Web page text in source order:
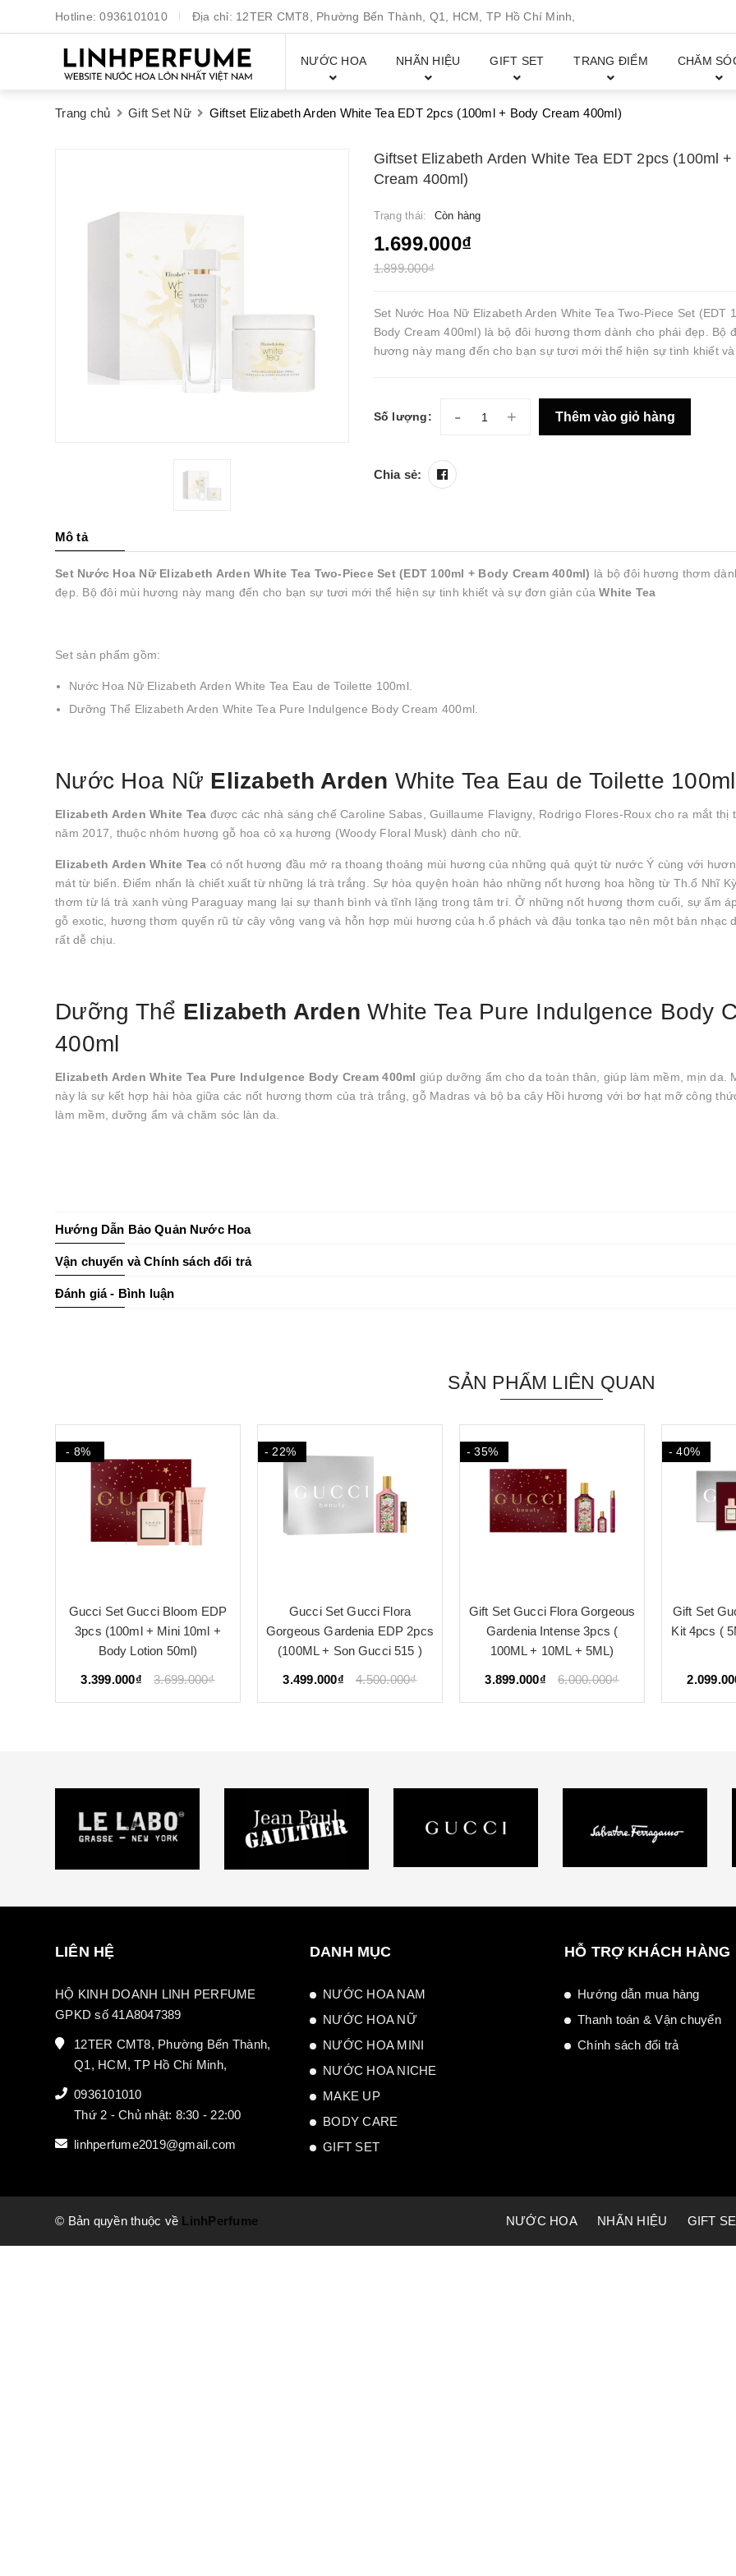
Hotline:0936101010 Địa chỉ: 12TER CMT8, Phường Bến Thành, Q1, HCM, TP Hồ Chí Minh,
NƯỚC HOA NHÃN HIỆU GIFT SET TRANG ĐIỂM CHĂM
Trang chủ Gift Set Nữ Giftset Elizabeth Arden White Tea EDT 2pcs (100ml + Body Cream 400ml)
Giftset Elizabeth Arden White Tea EDT 2pcs (100ml +
Cream 400ml)
Trạng thái: Còn hàng
1.699.000₫
1.899.000₫
Set Nước Hoa Nữ Elizabeth Arden White Tea Two-Piece Set (EDT
Body Cream 400ml) là bộ đôi hương thơm dành cho phái đẹp. Bộ
hương này mang đến cho bạn sự tươi mới thể hiện sự tinh khiết và
Số lượng: - + Thêm vào giỏ hàng
Chia sẻ:
Mô tả
Set Nước Hoa Nữ Elizabeth Arden White Tea Two-Piece Set (EDT 100ml + Body Cream 400ml) là bộ đôi hương thơm
đẹp. Bộ đôi mùi hương này mang đến cho bạn sự tươi mới thể hiện sự tinh khiết và sự đơn giản củaWhite Tea
Set sản phẩm gồm:
Nước Hoa Nữ Elizabeth Arden White Tea Eau de Toilette 100ml.
Dưỡng Thể Elizabeth Arden White Tea Pure Indulgence Body Cream 400ml.
Nước Hoa Nữ Elizabeth Arden White Tea Eau de Toilette 100ml
Elizabeth Arden White Tea được các nhà sáng chế Caroline Sabas, Guillaume Flavigny, Rodrigo Flores-Roux cho ra mắt thị
năm 2017, thuộc nhóm hương gỗ hoa cỏ xạ hương (Woody Floral Musk) dành cho nữ.
Elizabeth Arden White Tea có nốt hương đầu mở ra thoang thoảng mùi hương của những quả quýt từ nước Ý cùng với
mát từ biển. Điểm nhấn là chiết xuất từ những lá trà trắng. Sự hòa quyện hoàn hảo những nốt hương hoa hồng từ Th.ổ Nhĩ
thơm từ lá trà xanh vùng Paraguay mang lại sự thanh bình và tĩnh lặng trong tâm trí. Ở những nốt hương thơm cuối, sự ấm
gỗ exotic, hương thơm quyến rũ từ cây vông vang và hỗn hợp mùi hương của h.ổ phách và đậu tonka tạo nên một bản nhạc
rất dễ chịu.
Dưỡng Thể Elizabeth ArdenWhite Tea Pure Indulgence Body
400ml
Elizabeth Arden White Tea Pure Indulgence Body Cream 400ml giúp dưỡng ẩm cho da toàn thân, giúp làm mềm, mịn da.
này là sự kết hợp hài hòa giữa các nốt hương thơm của trà trắng, gỗ Madras và bộ ba cây Hồi hương với bơ hạt mỡ công
làm mềm, dưỡng ẩm và chăm sóc làn da.
Hướng Dẫn Bảo Quản Nước Hoa
Vận chuyển và Chính sách đổi trả
Đánh giá - Bình luận
SẢN PHẨM LIÊN QUAN
- 8%
Gucci Set Gucci Bloom EDP
3pcs (100ml + Mini 10ml +
Body Lotion 50ml)
3.399.000₫ 3.699.000₫
- 22%
Gucci Set Gucci Flora
Gorgeous Gardenia EDP 2pcs
(100ML + Son Gucci 515 )
3.499.000₫ 4.500.000₫
- 35%
Gift Set Gucci Flora Gorgeous
Gardenia Intense 3pcs (
100ML + 10ML + 5ML)
3.899.000₫ 6.000.000₫
- 40%
Gift Set
Kit 4pcs (
LIÊN HỆ
HỘ KINH DOANH LINH PERFUME
GPKD số 41A8047389
12TER CMT8, Phường Bến Thành,
Q1, HCM, TP Hồ Chí Minh,
0936101010
Thứ 2 - Chủ nhật: 8:30 - 22:00
linhperfume2019@gmail.com
DANH MỤC
NƯỚC HOA NAM
NƯỚC HOA NỮ
NƯỚC HOA MINI
NƯỚC HOA NICHE
MAKE UP
BODY CARE
GIFT SET
HỖ TRỢ KHÁCH HÀNG
Hướng dẫn mua hàng
Thanh toán & Vận chuyển
Chính sách đổi trả
© Bản quyền thuộc về LinhPerfume NƯỚC HOA NHÃN HIỆU GIFT